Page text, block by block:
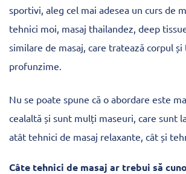
sportivi, aleg cel mai adesea un curs de
tehnici moi, masaj thailandez, deep
similare de masaj, care tratează corpul
profunzime.
Nu se poate spune că o abordare este
cealaltă și sunt mulți maseuri, care sunt
atât tehnici de masaj relaxante, cât și
Câte tehnici de masaj ar trebui să